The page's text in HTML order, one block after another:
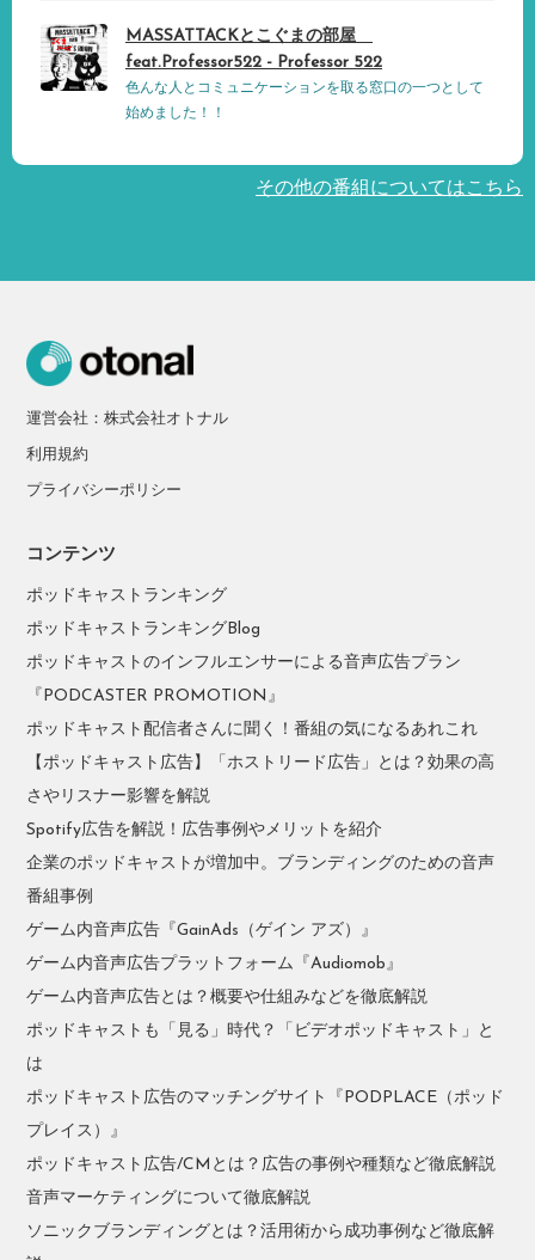
MASSATTACKとこぐまの部屋
feat.Professor522 - Professor 522
色んな人とコミュニケーションを取る窓口の一つとして
始めました！！
その他の番組についてはこちら
運営会社：株式会社オトナル
利用規約
プライバシーポリシー
コンテンツ
ポッドキャストランキング
ポッドキャストランキングBlog
ポッドキャストのインフルエンサーによる音声広告プラン
『PODCASTER PROMOTION』
ポッドキャスト配信者さんに聞く！番組の気になるあれこれ
【ポッドキャスト広告】「ホストリード広告」とは？効果の高
さやリスナー影響を解説
Spotify広告を解説！広告事例やメリットを紹介
企業のポッドキャストが増加中。ブランディングのための音声
番組事例
ゲーム内音声広告『GainAds（ゲイン アズ）』
ゲーム内音声広告プラットフォーム『Audiomob』
ゲーム内音声広告とは？概要や仕組みなどを徹底解説
ポッドキャストも「見る」時代？「ビデオポッドキャスト」と
は
ポッドキャスト広告のマッチングサイト『PODPLACE（ポッド
プレイス）』
ポッドキャスト広告/CMとは？広告の事例や種類など徹底解説
音声マーケティングについて徹底解説
ソニックブランディングとは？活用術から成功事例など徹底解